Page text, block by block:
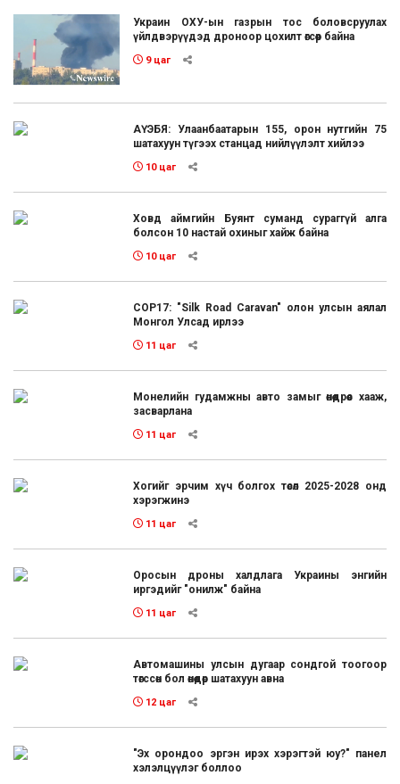
Украин ОХУ-ын газрын тос боловсруулах
үйлдвэрүүдэд дроноор цохилт өгсөөр байна
9 цаг
АҮЭБЯ: Улаанбаатарын 155, орон нутгийн 75
шатахуун түгээх станцад нийлүүлэлт хийлээ
10 цаг
Ховд аймгийн Буянт суманд сураггүй алга
болсон 10 настай охиныг хайж байна
10 цаг
COP17: "Silk Road Caravan" олон улсын аялал
Монгол Улсад ирлээ
11 цаг
Монелийн гудамжны авто замыг өнөөдрөөс хааж,
засварлана
11 цаг
Хогийг эрчим хүч болгох төсөл 2025-2028 онд
хэрэгжинэ
11 цаг
Оросын дроны халдлага Украины энгийн
иргэдийг "онилж" байна
11 цаг
Автомашины улсын дугаар сондгой тоогоор
төгссөн бол өнөөдөр шатахуун авна
12 цаг
"Эх орондоо эргэн ирэх хэрэгтэй юу?" панел
хэлэлцүүлэг боллоо